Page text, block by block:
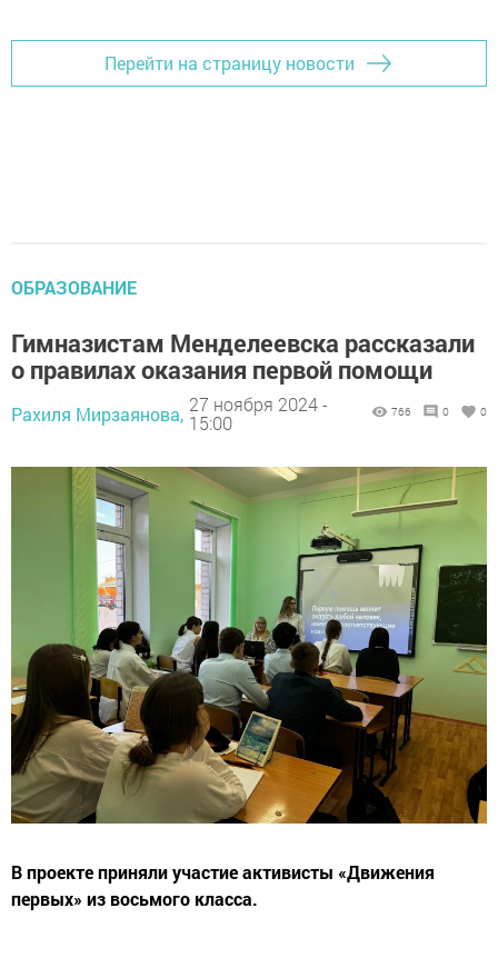
Перейти на страницу новости
ОБРАЗОВАНИЕ
Гимназистам Менделеевска рассказали
о правилах оказания первой помощи
Рахиля Мирзаянова, 27 ноября 2024 -
15:00
766 0 0
В проекте приняли участие активисты «Движения
первых» из восьмого класса.